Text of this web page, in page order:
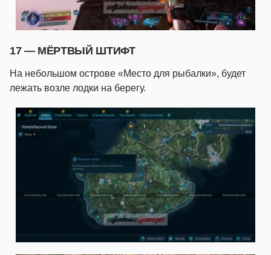
17 — МЁРТВЫЙ ШТИФТ
На небольшом острове «Место для рыбалки», будет
лежать возле лодки на берегу.